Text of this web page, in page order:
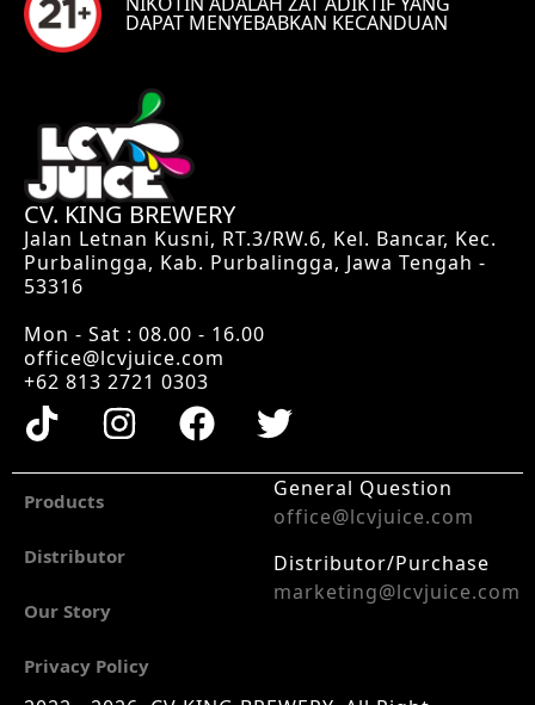
DAPAT MENYEBABKAN KECANDUAN
CV. KING BREWERY
Jalan Letnan Kusni, RT.3/RW.6, Kel. Bancar, Kec.
Purbalingga, Kab. Purbalingga, Jawa Tengah -
53316
Mon - Sat : 08.00 - 16.00
office@lcvjuice.com
+62 813 2721 0303
Products
Distributor
Our Story
Privacy Policy
General Question
office@lcvjuice.com
Distributor/Purchase
marketing@lcvjuice.com